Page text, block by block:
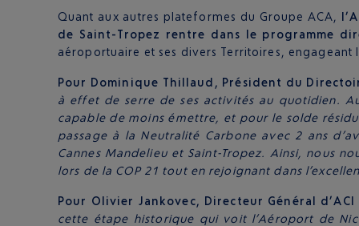
Quant aux autres plateformes du Groupe ACA,
de Saint-Tropez rentre dans le programme
aéroportuaire et ses divers Territoires,
Pour Dominique Thillaud, Président du
à effet de serre de ses activités au quotidien.
capable de moins émettre, et pour le solde
passage à la Neutralité Carbone avec 2 ans
Cannes Mandelieu et Saint-Tropez. Ainsi, nous
lors de la COP 21 tout en rejoignant dans
Pour Olivier Jankovec, Directeur Général d’ACI
cette étape historique qui voit l’Aéroport de